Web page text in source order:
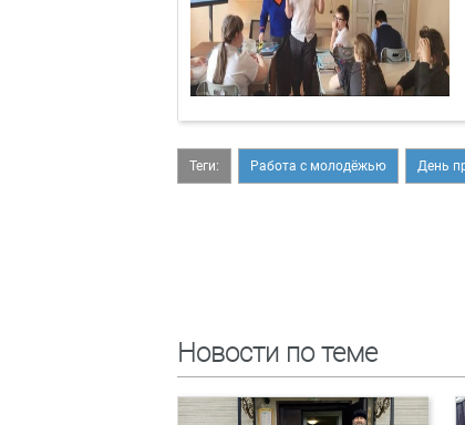
Теги: Работа с молодёжью День
Новости по теме